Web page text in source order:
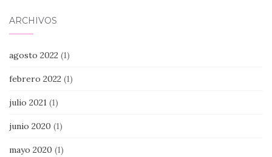
ARCHIVOS
agosto 2022 (1)
febrero 2022 (1)
julio 2021 (1)
junio 2020 (1)
mayo 2020 (1)